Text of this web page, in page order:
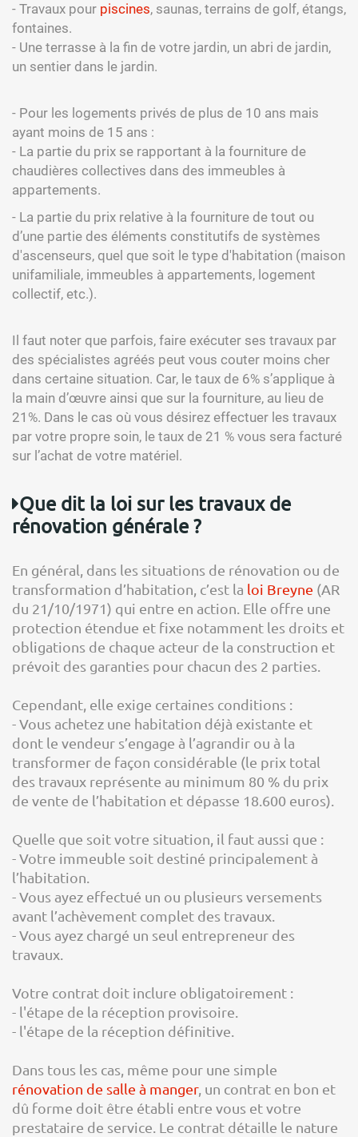
- Travaux pour piscines, saunas, terrains de golf, étangs,
fontaines.
- Une terrasse à la fin de votre jardin, un abri de jardin,
un sentier dans le jardin.
- Pour les logements privés de plus de 10 ans mais
ayant moins de 15 ans :
- La partie du prix se rapportant à la fourniture de
chaudières collectives dans des immeubles à
appartements.
- La partie du prix relative à la fourniture de tout ou
d’une partie des éléments constitutifs de systèmes
d'ascenseurs, quel que soit le type d'habitation (maison
unifamiliale, immeubles à appartements, logement
collectif, etc.).
Il faut noter que parfois, faire exécuter ses travaux par
des spécialistes agréés peut vous couter moins cher
dans certaine situation. Car, le taux de 6% s’applique à
la main d’œuvre ainsi que sur la fourniture, au lieu de
21%. Dans le cas où vous désirez effectuer les travaux
par votre propre soin, le taux de 21 % vous sera facturé
sur l’achat de votre matériel.
Que dit la loi sur les travaux de
rénovation générale ?
En général, dans les situations de rénovation ou de
transformation d’habitation, c’est la loi Breyne (AR
du 21/10/1971) qui entre en action. Elle offre une
protection étendue et fixe notamment les droits et
obligations de chaque acteur de la construction et
prévoit des garanties pour chacun des 2 parties.
Cependant, elle exige certaines conditions :
- Vous achetez une habitation déjà existante et
dont le vendeur s’engage à l’agrandir ou à la
transformer de façon considérable (le prix total
des travaux représente au minimum 80 % du prix
de vente de l’habitation et dépasse 18.600 euros).
Quelle que soit votre situation, il faut aussi que :
- Votre immeuble soit destiné principalement à
l’habitation.
- Vous ayez effectué un ou plusieurs versements
avant l’achèvement complet des travaux.
- Vous ayez chargé un seul entrepreneur des
travaux.
Votre contrat doit inclure obligatoirement :
- l'étape de la réception provisoire.
- l'étape de la réception définitive.
Dans tous les cas, même pour une simple
rénovation de salle à manger, un contrat en bon et
dû forme doit être établi entre vous et votre
prestataire de service. Le contrat détaille le nature